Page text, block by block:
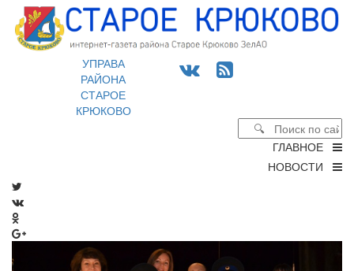
УПРАВА
РАЙОНА
СТАРОЕ
КРЮКОВО
ГЛАВНОЕ
НОВОСТИ